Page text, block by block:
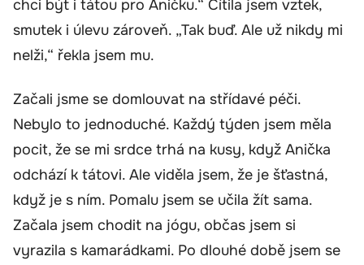
chci být i tátou pro Aničku.“ Cítila jsem vztek,
smutek i úlevu zároveň. „Tak buď. Ale už nikdy mi
nelži,“ řekla jsem mu.
Začali jsme se domlouvat na střídavé péči.
Nebylo to jednoduché. Každý týden jsem měla
pocit, že se mi srdce trhá na kusy, když Anička
odchází k tátovi. Ale viděla jsem, že je šťastná,
když je s ním. Pomalu jsem se učila žít sama.
Začala jsem chodit na jógu, občas jsem si
vyrazila s kamarádkami. Po dlouhé době jsem se